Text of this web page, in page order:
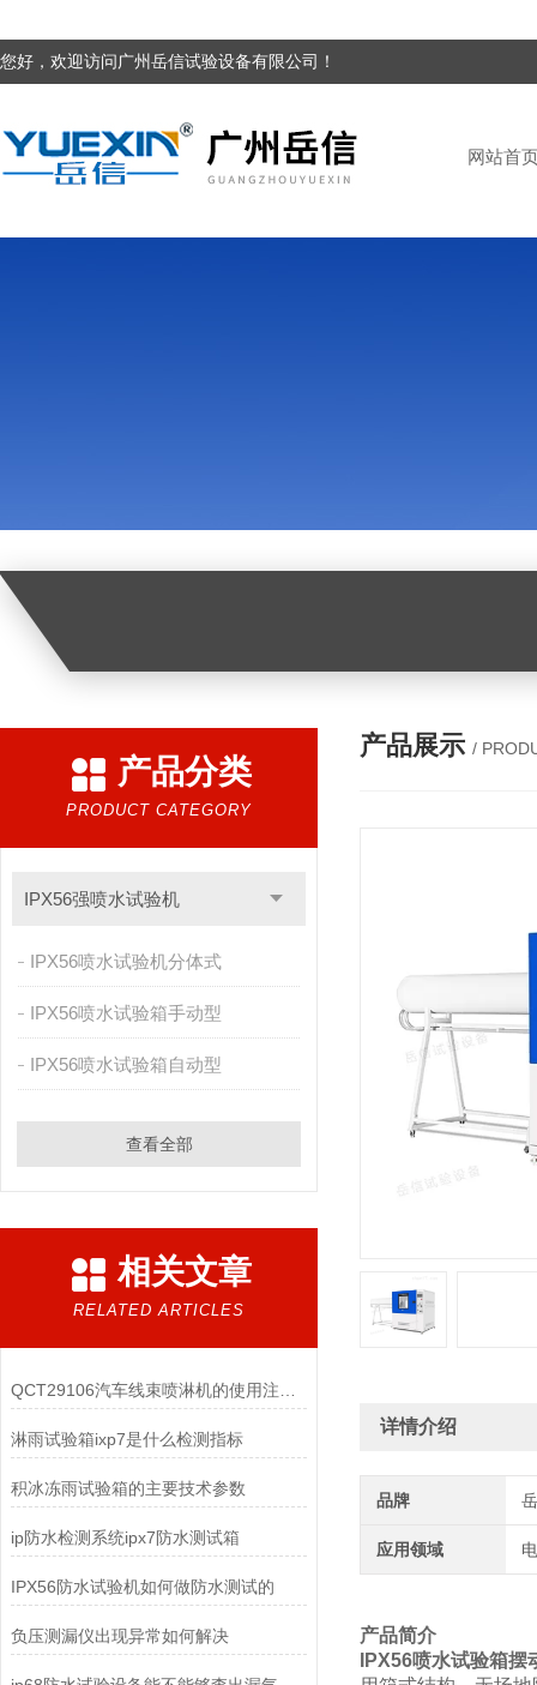
您好，欢迎访问广州岳信试验设备有限公司！
网站首
产品分类
PRODUCT CATEGORY
IPX56强喷水试验机
IPX56喷水试验机分体式
IPX56喷水试验箱手动型
IPX56喷水试验箱自动型
查看全部
相关文章
RELATED ARTICLES
淋雨试验箱ixp7是什么检测指标
积冰冻雨试验箱的主要技术参数
ip防水检测系统ipx7防水测试箱
IPX56防水试验机如何做防水测试的
负压测漏仪出现异常如何解决
产品展示 /
详情介绍
品牌
应用领域
产品简介
IPX56喷水试验箱摆